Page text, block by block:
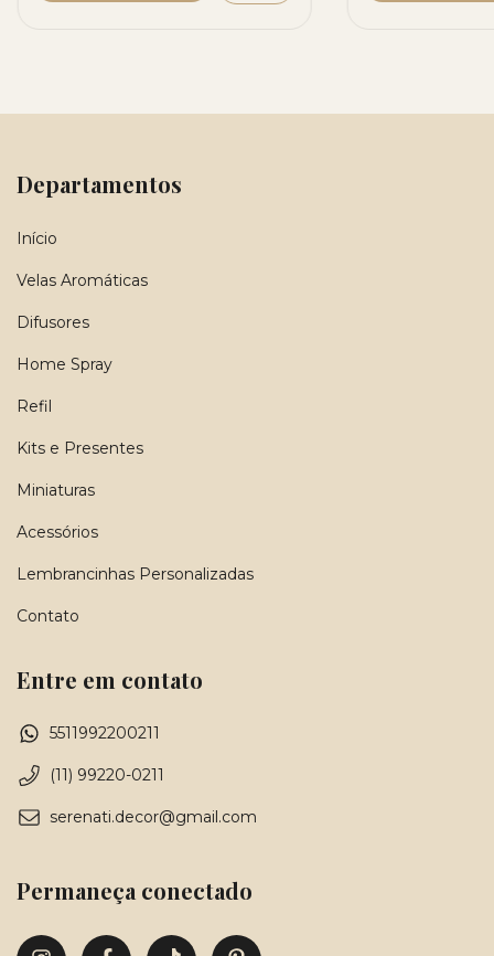
Departamentos
Início
Velas Aromáticas
Difusores
Home Spray
Refil
Kits e Presentes
Miniaturas
Acessórios
Lembrancinhas Personalizadas
Contato
Entre em contato
5511992200211
(11) 99220-0211
serenati.decor@gmail.com
Permaneça conectado